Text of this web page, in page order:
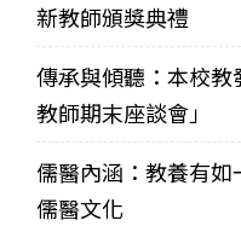
新教師頒獎典禮
傳承與傾聽：本校
教師期末座談會」
儒醫內涵：教養有
儒醫文化